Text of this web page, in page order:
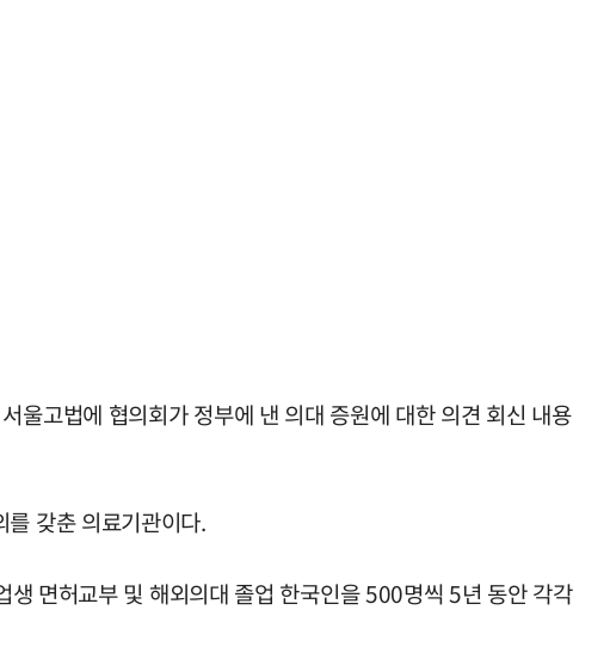
울고법에 협의회가 정부에 낸 의대 증원에 대한 의견 회신 내용
갖춘 의료기관이다.
면허교부 및 해외의대 졸업 한국인을 500명씩 5년 동안 각각